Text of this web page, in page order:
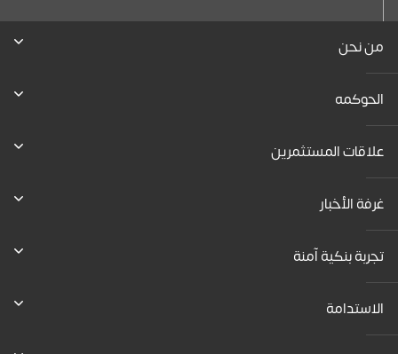
من نحن
الحوكمه
علاقات المستثمرين
غرفة الأخبار
تجربة بنكية آمنة
الاستدامة